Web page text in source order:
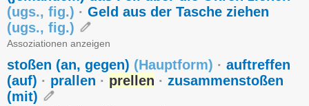
(ugs., fig.) · Geld aus der Tasche ziehen
(ugs., fig.)
Assoziationen anzeigen
stoßen (an, gegen) (Hauptform) · auftreffen
(auf) · prallen · prellen · zusammenstoßen
(mit)